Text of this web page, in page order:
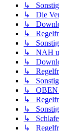
↳
↳ Die
↳
↳
↳
↳ NAH
↳
↳
↳
↳ OBEN
↳
↳
↳
↳